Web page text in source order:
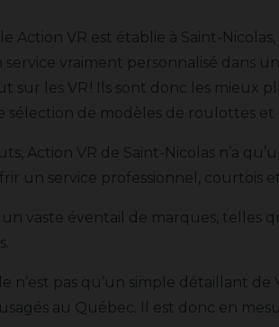
Action VR est établie à Saint-
vraiment personnalisé dans
sur les VR ! Ils sont donc les mieux
sélection de modèles de roulottes et
Action VR de Saint-Nicolas n’a
un service professionnel, courtois
vaste éventail de marques, telles
n’est pas qu’un simple détaillant
au Québec. Il est donc en